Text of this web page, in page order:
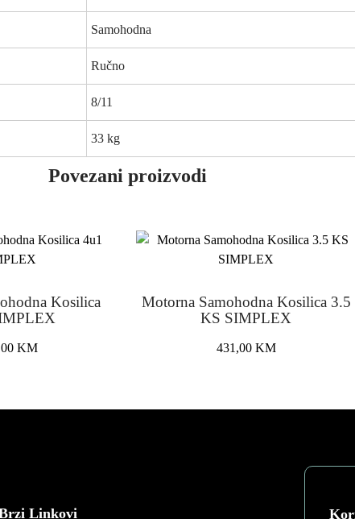
Samohodna
Ručno
8/11
33 kg
Povezani proizvodi
Kosilica
KM
Motorna Samohodna Kosilica 3.5
KS SIMPLEX
431,00 KM
Linkovi